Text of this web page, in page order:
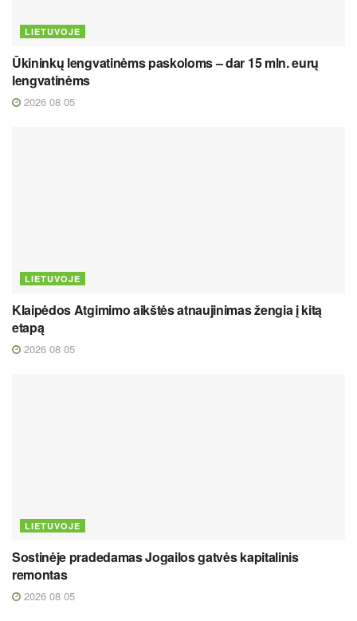
LIETUVOJE
Ūkininkų lengvatinėms paskoloms – dar 15 mln. eurų
lengvatinėms
2026 08 05
LIETUVOJE
Klaipėdos Atgimimo aikštės atnaujinimas žengia į kitą
etapą
2026 08 05
LIETUVOJE
Sostinėje pradedamas Jogailos gatvės kapitalinis
remontas
2026 08 05